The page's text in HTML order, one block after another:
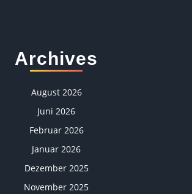
Archives
August 2026
Juni 2026
Februar 2026
Januar 2026
Dezember 2025
November 2025